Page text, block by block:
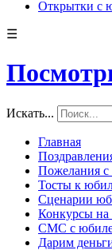
Открытки с
☰
Искать...
Главная
Пожелания
Тосты к
Сценарии
Конкурсы
СМС с
Дарим